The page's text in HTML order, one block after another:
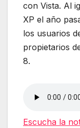
con Vista. Al
XP el año
los usuarios
propietarios
8.
Escucha la